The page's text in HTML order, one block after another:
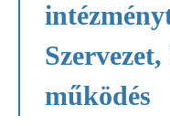
működés